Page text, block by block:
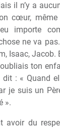
il n’y a
cœur, même
importe
ne va
Isaac,
ton
: « Quand
je suis un
».
avoir du